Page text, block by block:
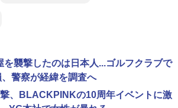
を襲撃したのは日本人...ゴルフクラブで
警察が経緯を調査へ
、BLACKPINKの10周年イベントに激